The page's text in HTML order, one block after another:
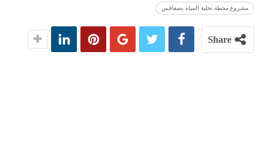
مشروع محطة تحلية المياه بصفاقس
Share